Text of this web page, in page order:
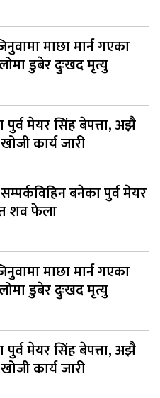
माछा मार्न गएका
डुबेर दुःखद मृत्यु
मेयर सिंह बेपत्ता, अझै
कार्य जारी
बनेका पुर्व मेयर
शव फेला
माछा मार्न गएका
डुबेर दुःखद मृत्यु
मेयर सिंह बेपत्ता, अझै
कार्य जारी